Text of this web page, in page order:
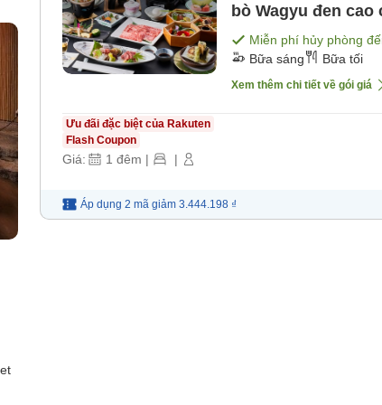
bò Wagyu đen
＞ [Bữa sáng] [Bữa
Miễn phí hủy phòng
Bữa sáng
Bữa tối
Xem thêm chi tiết về gói giá
Ưu đãi đặc biệt của Rakuten
Flash Coupon
Giá: 1 đêm | |
Áp dụng 2 mã giảm 3.444.198 ₫